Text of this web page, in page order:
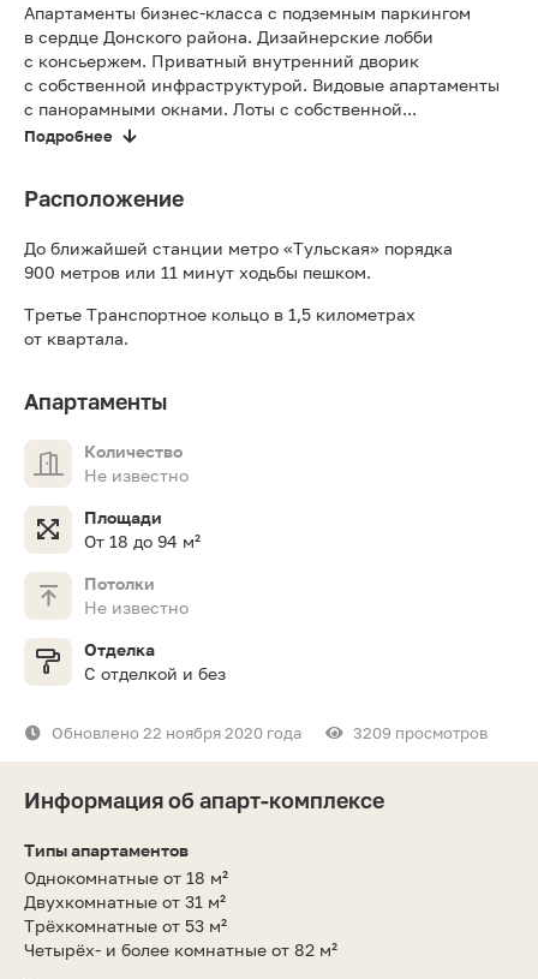
Апартаменты бизнес-класса с подземным паркингом
в сердце Донского района. Дизайнерские лобби
с консьержем. Приватный внутренний дворик
с собственной инфраструктурой. Видовые апартаменты
с панорамными окнами. Лоты с собственной...
Подробнее
Расположение
До ближайшей станции метро «Тульская» порядка
900 метров или 11 минут ходьбы пешком.
Третье Транспортное кольцо в 1,5 километрах
от квартала.
Апартаменты
Количество
Не известно
Площади
От 18 до 94 м²
Потолки
Не известно
Отделка
С отделкой и без
Обновлено 22 ноября 2020 года 3209 просмотров
Информация об апарт-комплексе
Типы апартаментов
Однокомнатные от 18 м²
Двухкомнатные от 31 м²
Трёхкомнатные от 53 м²
Четырёх- и более комнатные от 82 м²